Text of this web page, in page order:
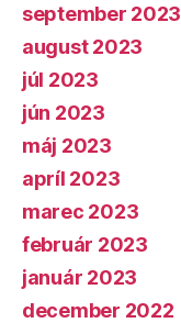
september 2023
august 2023
júl 2023
jún 2023
máj 2023
apríl 2023
marec 2023
február 2023
január 2023
december 2022